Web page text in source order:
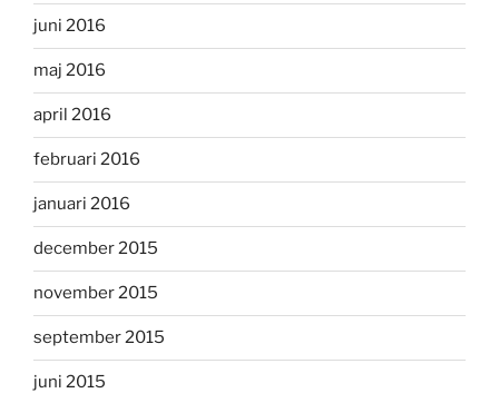
juni 2016
maj 2016
april 2016
februari 2016
januari 2016
december 2015
november 2015
september 2015
juni 2015